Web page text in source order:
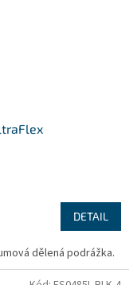
DETAIL
dělená podrážka.